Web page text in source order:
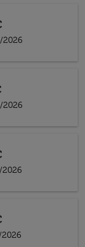
2026
2026
2026